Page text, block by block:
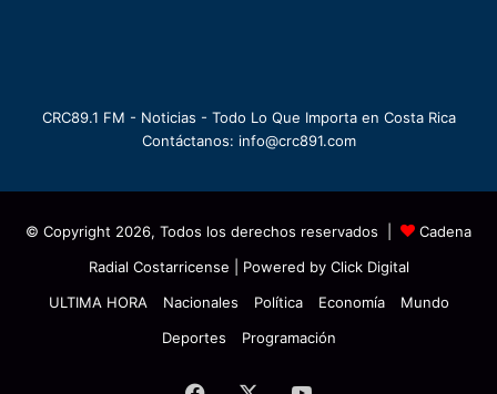
CRC89.1 FM - Noticias - Todo Lo Que Importa en Costa Rica
Contáctanos: info@crc891.com
© Copyright 2026, Todos los derechos reservados |
Cadena
Radial Costarricense | Powered by Click Digital
ULTIMA HORA
Nacionales Política Economía
Mundo
Deportes
Programación